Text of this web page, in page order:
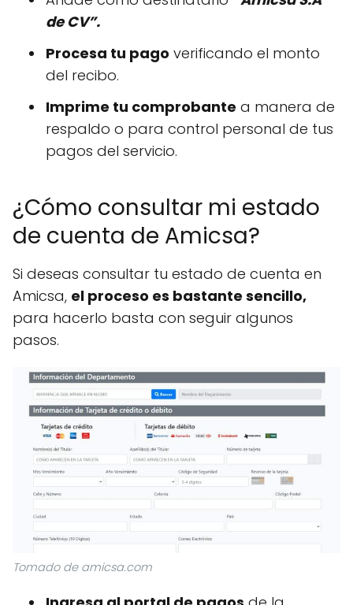
de CV”.
Procesa tu pago verificando el monto
del recibo.
Imprime tu comprobante a manera de
respaldo o para control personal de tus
pagos del servicio.
¿Cómo consultar mi estado
de cuenta de Amicsa?
Si deseas consultar tu estado de cuenta en
Amicsa, el proceso es bastante sencillo,
para hacerlo basta con seguir algunos
pasos.
Tomado de amicsa.com